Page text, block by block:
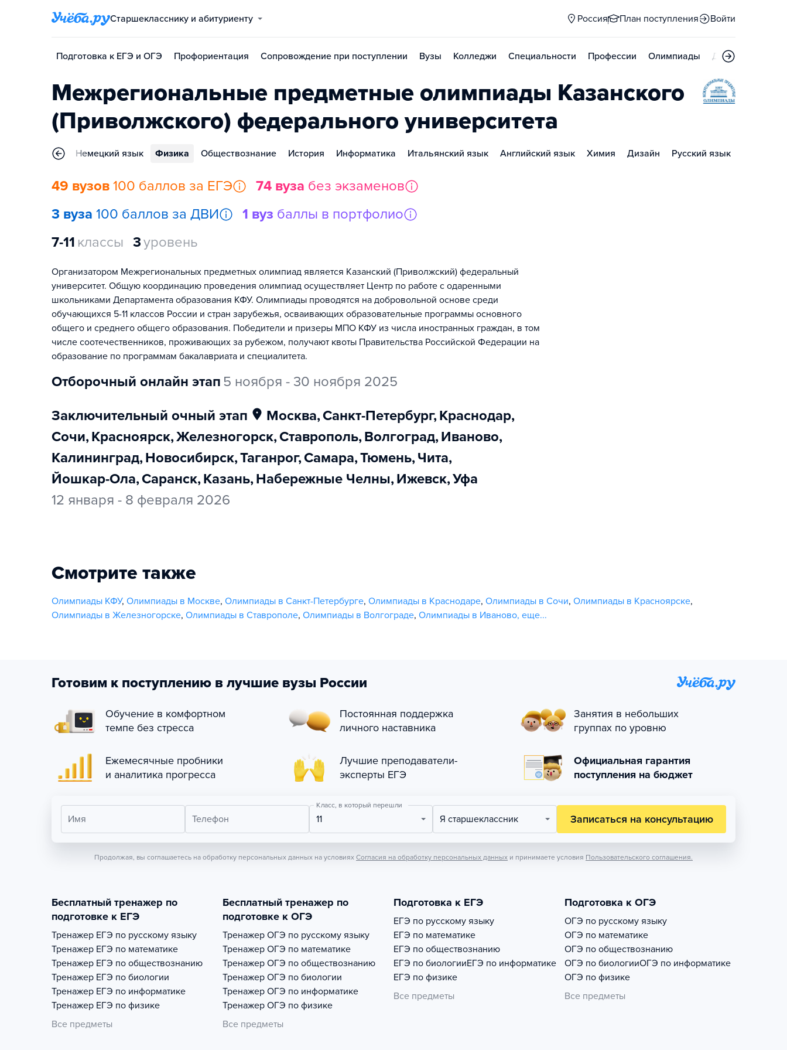
Старшекласснику и абитуриенту Россия План поступления Войти
Подготовка к ЕГЭ и ОГЭ Профориентация Сопровождение при поступлении Вузы Колледжи Специальности Профессии Олимпиады Дни открытых
Межрегиональные предметные олимпиады Казанского
(Приволжского) федерального университета
язык Немецкий язык Физика Обществознание История Информатика Итальянский язык Английский язык Химия Дизайн Русский язык
49 вузов 100 баллов за ЕГЭ 74 вуза без экзаменов
3 вуза 100 баллов за ДВИ 1 вуз баллы в портфолио
7-11 классы 3уровень
Организатором Межрегиональных предметных олимпиад является Казанский (Приволжский) федеральный
университет. Общую координацию проведения олимпиад осуществляет Центр по работе с одаренными
школьниками Департамента образования КФУ. Олимпиады проводятся на добровольной основе среди
обучающихся 5-11 классов России и стран зарубежья, осваивающих образовательные программы основного
общего и среднего общего образования. Победители и призеры МПО КФУ из числа иностранных граждан, в том
числе соотечественников, проживающих за рубежом, получают квоты Правительства Российской Федерации на
образование по программам бакалавриата и специалитета.
отборочный онлайн этап 5 ноября - 30 ноября 2025
заключительный очный этап
Москва, Санкт-Петербург, Краснодар,
Сочи, Красноярск, Железногорск, Ставрополь, Волгоград, Иваново,
Калининград, Новосибирск, Таганрог, Самара, Тюмень, Чита,
Йошкар-Ола, Саранск, Казань, Набережные Челны, Ижевск, Уфа
12 января - 8 февраля 2026
Смотрите также
Олимпиады КФУ, Олимпиады в Москве, Олимпиады в Санкт-Петербурге, Олимпиады в Краснодаре, Олимпиады в Сочи, Олимпиады в Красноярске,
Олимпиады в Железногорске, Олимпиады в Ставрополе, Олимпиады в Волгограде, Олимпиады в Иваново, еще...
Готовим к поступлению в лучшие вузы России
Обучение в комфортном
темпе без стресса
Постоянная поддержка
личного наставника
Занятия в небольших
группах по уровню
Ежемесячные пробники
и аналитика прогресса
Лучшие преподаватели-
эксперты ЕГЭ
Официальная гарантия
поступления на бюджет
Имя Телефон
Класс, в который перешли
11 Я старшеклассник Записаться на консультацию
Продолжая, вы соглашаетесь на обработку персональных данных на условиях Согласия на обработку персональных данных и принимаете условия Пользовательского соглашения.
Бесплатный тренажер по
подготовке к ЕГЭ
Тренажер ЕГЭ по русскому языку
Тренажер ЕГЭ по математике
Тренажер ЕГЭ по обществознанию
Тренажер ЕГЭ по биологии
Тренажер ЕГЭ по информатике
Тренажер ЕГЭ по физике
Все предметы
Бесплатный тренажер по
подготовке к ОГЭ
Тренажер ОГЭ по русскому языку
Тренажер ОГЭ по математике
Тренажер ОГЭ по обществознанию
Тренажер ОГЭ по биологии
Тренажер ОГЭ по информатике
Тренажер ОГЭ по физике
Все предметы
Подготовка к ЕГЭ
ЕГЭ по русскому языку
ЕГЭ по математике
ЕГЭ по обществознанию
ЕГЭ по биологииЕГЭ по информатике
ЕГЭ по физике
Все предметы
Подготовка к ОГЭ
ОГЭ по русскому языку
ОГЭ по математике
ОГЭ по обществознанию
ОГЭ по биологииОГЭ по информатике
ОГЭ по физике
Все предметы